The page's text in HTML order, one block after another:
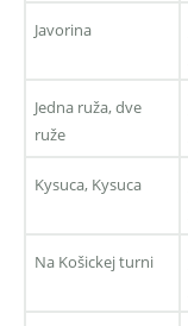
Javorina
Jedna ruža, dve
ruže
Kysuca, Kysuca
Na Košickej turni